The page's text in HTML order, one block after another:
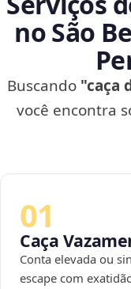
no São
Buscando "caça
você encontra
01
Caça
Conta elevada ou
escape com